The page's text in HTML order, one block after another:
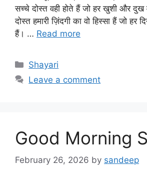
सच्चे दोस्त वही होते हैं जो हर खुशी और
दोस्त हमारी ज़िंदगी का वो हिस्सा हैं जो हर
हैं। … Read more
Categories
Shayari
Leave a comment
Good Morning
February 26, 2026 by sandeep